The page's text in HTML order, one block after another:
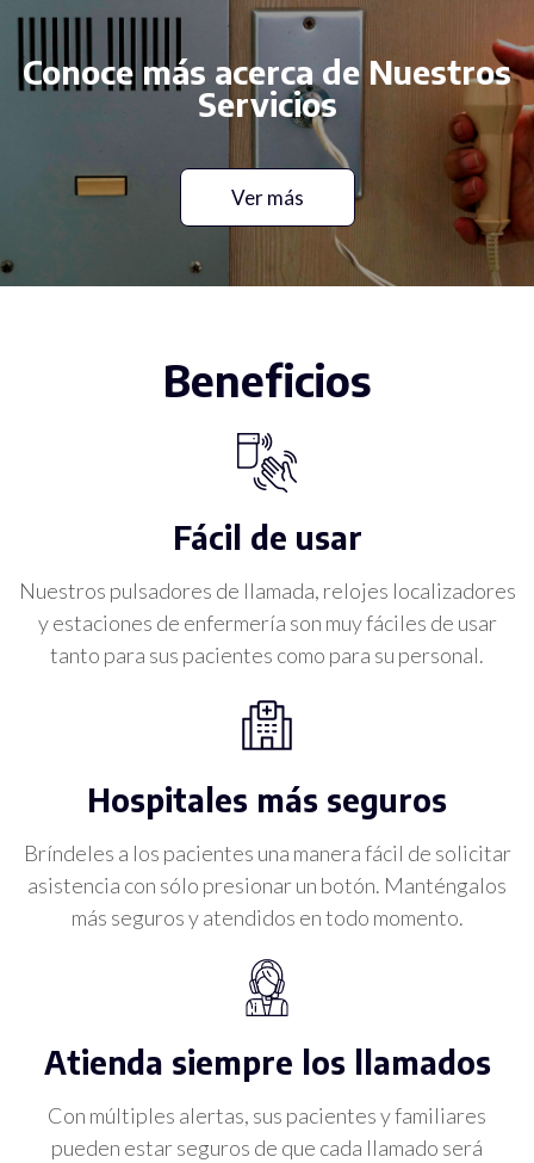
Conoce más acerca de Nuestros
Servicios
Ver más
Beneficios
Fácil de usar
Nuestros pulsadores de llamada, relojes localizadores
y estaciones de enfermería son muy fáciles de usar
tanto para sus pacientes como para su personal.
Hospitales más seguros
Bríndeles a los pacientes una manera fácil de solicitar
asistencia con sólo presionar un botón. Manténgalos
más seguros y atendidos en todo momento.
Atienda siempre los llamados
Con múltiples alertas, sus pacientes y familiares
pueden estar seguros de que cada llamado será